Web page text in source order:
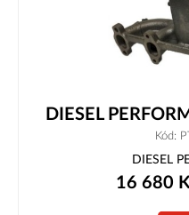
DIESEL
Kód:
DIESEL
16 680